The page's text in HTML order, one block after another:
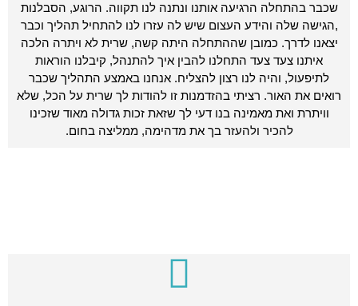
שכבר בהתחלה הרגיעה אותנו ונתנה לנו תקווה. הרוגע, הסבלנות
,הגישה שלה והידע העצום שיש לה עזרו לנו להתחיל תהליך וכבר
יצאנו לדרך. כמובן שההתחלה היתה קשה, שרית לא ויתרה הלכה
איתנו צעד צעד התחלנו להבין איך להתנהל, קיבלנו הוראות
לתיפעול, והיה לנו רצון להצליח. אנחנו באמצע התהליך שכבר
רואים את האור. רציתי בהזדמנות זו להודות לך שרית על הכל, שלא
וויתרת ואת מאמינה בנו דעי לך שזאת זכות גדולה מאוד שזכינו
להכיר ולהעזר בך את מדהימה, ממליצה בחום.